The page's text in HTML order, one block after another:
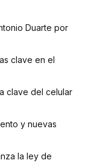
Duarte por
clave en el
clave del celular
y nuevas
la ley de